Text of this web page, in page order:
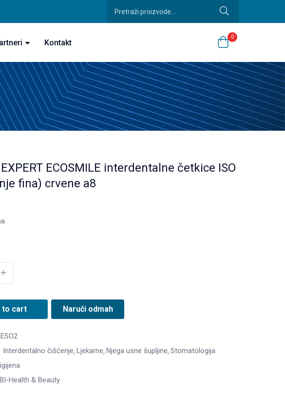
Kontakt
0
ECOSMILE interdentalne četkice ISO
fina) crvene a8
to cart Naruči odmah
Interdentalno čišćenje Ljekarne Njega usne šupljine Stomatologija
Health & Beauty